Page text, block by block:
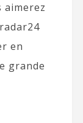
aimerez
en
grande